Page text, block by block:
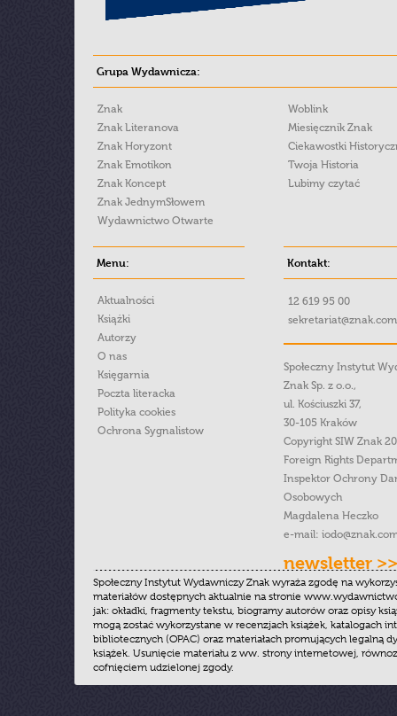
Grupa Wydawnicza:
Znak
Znak Literanova
Znak Horyzont
Znak Emotikon
Znak Koncept
Znak JednymSłowem
Wydawnictwo Otwarte
Woblink
Miesięcznik Znak
Ciekawostki
Twoja Historia
Lubimy czytać
Menu:
Aktualności
Książki
Autorzy
O nas
Księgarnia
Poczta literacka
Polityka cookies
Ochrona Sygnalistow
Kontakt:
12 619 95 00
Społeczny Instytut
Znak Sp. z o.o.,
ul. Kościuszki 37,
30-105 Kraków
Copyright SIW Znak
Foreign Rights
Inspektor Ochrony
Osobowych
Magdalena Heczko
e-mail:
newsletter >>
Społeczny Instytut Wydawniczy Znak wyraża zgodę na
materiałów dostępnych aktualnie na stronie
jak: okładki, fragmenty tekstu, biogramy autorów oraz opisy
mogą zostać wykorzystane w recenzjach książek, katalogach
bibliotecznych (OPAC) oraz materiałach promujących legalną
książek. Usunięcie materiału z ww. strony internetowej,
cofnięciem udzielonej zgody.